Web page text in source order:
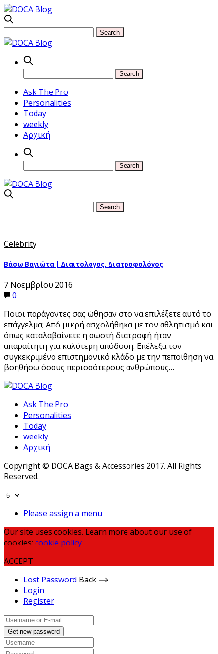
Ask The Pro
Personalities
Today
weekly
Αρχική
Celebrity
Βάσω Βαγιώτα | Διαιτολόγος, Διατροφολόγος
7 Νοεμβρίου 2016
0
Ποιοι παράγοντες σας ώθησαν στο να επιλέξετε αυτό το
επάγγελμα; Από μικρή ασχολήθηκα με τον αθλητισμό και
όπως καταλαβαίνετε η σωστή διατροφή ήταν
απαραίτητη για καλύτερη απόδοση. Επέλεξα τον
συγκεκριμένο επιστημονικό κλάδο με την πεποίθηση να
βοηθήσω όσους περισσότερους ανθρώπους…
Ask The Pro
Personalities
Today
weekly
Αρχική
Copyright © DOCA Bags & Accessories 2017. All Rights
Reserved.
Please assign a menu
Our site uses cookies. Learn more about our use of
cookies: cookie policy
ACCEPT
Lost Password Back ⟶
Login
Register
Get new password